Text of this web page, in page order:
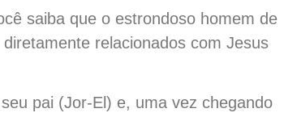
saiba que o estrondoso homem de
relacionados com Jesus
pai (Jor-El) e, uma vez chegando